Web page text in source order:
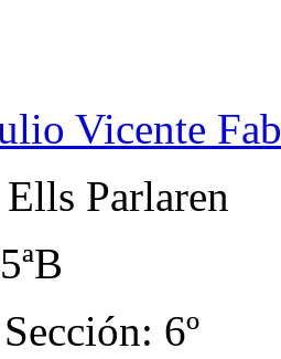
Vicente
Parlaren
6º